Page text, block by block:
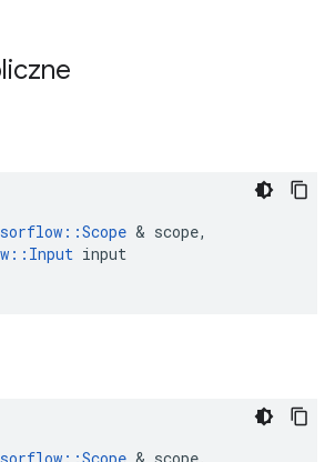
::Scope & scope,
:: Input input